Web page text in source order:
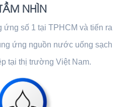
NHÌN
ứng số 1 tại TPHCM và tiến ra
ứng nguồn nước uống sạch
tại thị trường Việt Nam.